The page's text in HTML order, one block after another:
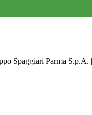
Spaggiari Parma